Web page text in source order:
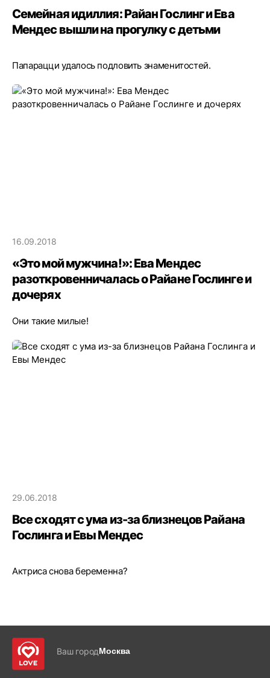
Семейная идиллия: Райан Гослинг и Ева
Мендес вышли на прогулку с детьми
Папарацци удалось подловить знаменитостей.
16.09.2018
«Это мой мужчина!»: Ева Мендес
разоткровенничалась о Райане Гослинге и
дочерях
Они такие милые!
29.06.2018
Все сходят с ума из-за близнецов Райана
Гослинга и Евы Мендес
Актриса снова беременна?
Ваш городМосква